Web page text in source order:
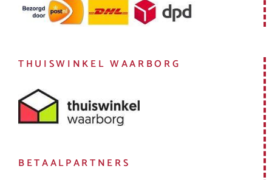
THUISWINKEL WAARBORG
BETAALPARTNERS